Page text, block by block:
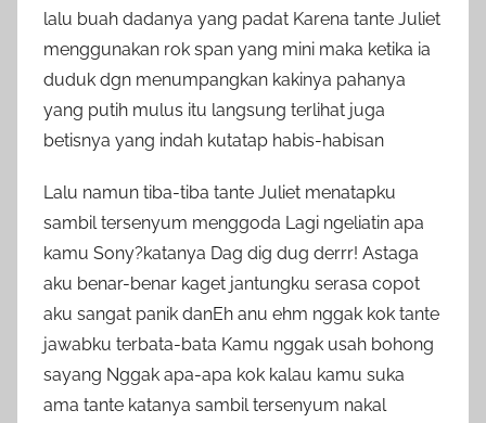
lalu buah dadanya yang padat Karena tante Juliet
menggunakan rok span yang mini maka ketika ia
duduk dgn menumpangkan kakinya pahanya
yang putih mulus itu langsung terlihat juga
betisnya yang indah kutatap habis-habisan
Lalu namun tiba-tiba tante Juliet menatapku
sambil tersenyum menggoda Lagi ngeliatin apa
kamu Sony?katanya Dag dig dug derrr! Astaga
aku benar-benar kaget jantungku serasa copot
aku sangat panik danEh anu ehm nggak kok tante
jawabku terbata-bata Kamu nggak usah bohong
sayang Nggak apa-apa kok kalau kamu suka
ama tante katanya sambil tersenyum nakal